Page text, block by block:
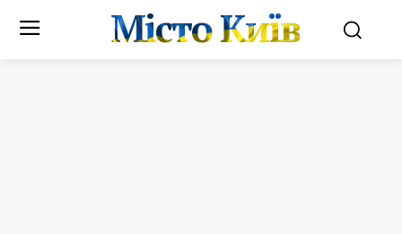
Місто Київ